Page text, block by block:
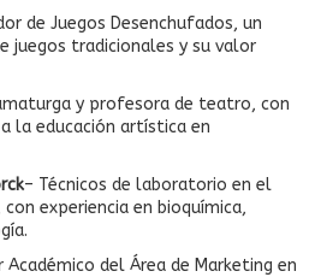
de Juegos Desenchufados, un
juegos tradicionales y su valor
y profesora de teatro, con
la educación artística en
– Técnicos de laboratorio en el
experiencia en bioquímica,
Académico del Área de Marketing en